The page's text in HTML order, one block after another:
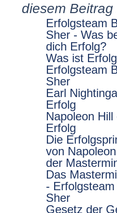
diesem Beitrag
Erfolgsteam
Sher - Was
dich Erfolg?
Was ist
Erfolgsteam
Sher
Earl
Erfolg
Napoleon
Erfolg
Die
von
der
Das
-
Sher
Gesetz der